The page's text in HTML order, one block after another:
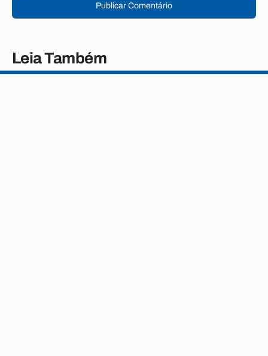
Publicar Comentário
Leia Também